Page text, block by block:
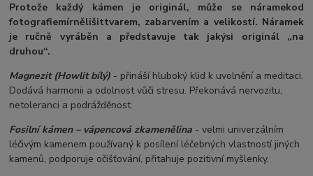
Protože každý kámen je originál, může se náramekod
fotografiemírnělišittvarem, zabarvením a velikostí. Náramek
je ručně vyráběn a představuje tak jakýsi originál „na
druhou“.
Magnezit (Howlit bílý) - přináší hluboký klid k uvolnění a meditaci.
Dodává harmonii a odolnost vůči stresu. Překonává nervozitu,
netoleranci a podrážděnost.
Fosilní kámen – vápencová zkamenělina - velmi univerzálním
léčivým kamenem používaný k posílení léčebných vlastností jiných
kamenů, podporuje očišťování, přitahuje pozitivní myšlenky.